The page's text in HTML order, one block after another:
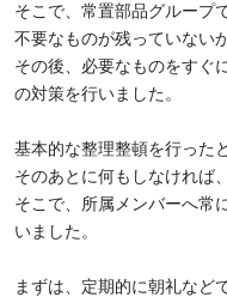
そこで、常置部品グループ
不要なものが残っていない
その後、必要なものをすぐ
の対策を行いました。
基本的な整理整頓を行った
そのあとに何もしなければ
そこで、所属メンバーへ常
いました。
まずは、定期的に朝礼などで